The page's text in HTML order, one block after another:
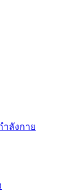
ลังกาย